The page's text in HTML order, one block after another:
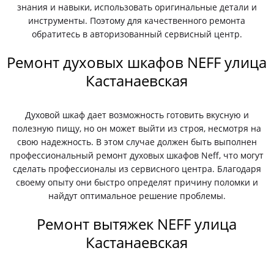
знания и навыки, использовать оригинальные детали и
инструменты. Поэтому для качественного ремонта
обратитесь в авторизованный сервисный центр.
Ремонт духовых шкафов NEFF улица
Кастанаевская
Духовой шкаф дает возможность готовить вкусную и
полезную пищу, но он может выйти из строя, несмотря на
свою надежность. В этом случае должен быть выполнен
профессиональный ремонт духовых шкафов Neff, что могут
сделать профессионалы из сервисного центра. Благодаря
своему опыту они быстро определят причину поломки и
найдут оптимальное решение проблемы.
Ремонт вытяжек NEFF улица
Кастанаевская